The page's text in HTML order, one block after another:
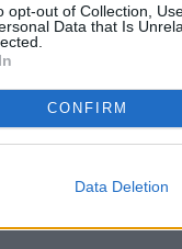
opt-out of Collection,
Data that Is
CONFIRM
Data Deletion